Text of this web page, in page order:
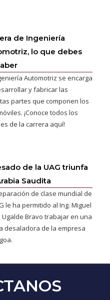
de Ingeniería
lo que debes
Automotriz se encarga
y fabricar las
partes que componen los
¡Conoce todos los
de la carrera aquí!
de la UAG triunfa
Saudita
de clase mundial de
le ha permitido al Ing. Miguel
Ugalde Bravo trabajar en una
desaladora de la empresa